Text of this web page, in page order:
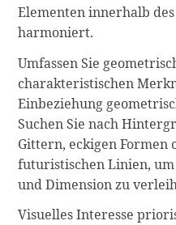
Elementen innerhalb
harmoniert.
Umfassen Sie
charakteristischen
Einbeziehung
Suchen Sie nach
Gittern, eckigen Formen
futuristischen Linien,
und Dimension zu
Visuelles Interesse